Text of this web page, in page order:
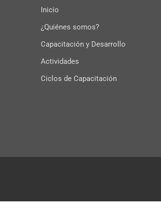
Inicio
¿Quiénes somos?
Capacitación y Desarrollo
Actividades
Ciclos de Capacitación